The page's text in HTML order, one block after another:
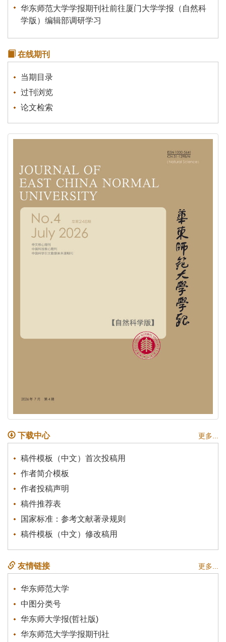
华东师范大学学报期刊社前往厦门大学学报（自然科
学版）编辑部调研学习
《统计理论及其应用》征稿通知
在线期刊
当期目录
过刊浏览
论文检索
下载中心 更多...
稿件模板（中文）首次投稿用
作者简介模板
作者投稿声明
稿件推荐表
国家标准：参考文献著录规则
稿件模板（中文）修改稿用
友情链接 更多...
华东师范大学
中图分类号
华东师大学报(哲社版)
华东师范大学学报期刊社